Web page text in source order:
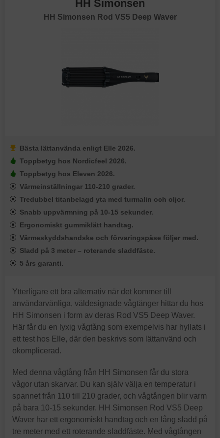
HH Simonsen
HH Simonsen Rod VS5 Deep Waver
Bästa lättanvända enligt Elle 2026.
Toppbetyg hos Nordicfeel 2026.
Toppbetyg hos Eleven 2026.
Värmeinställningar 110-210 grader.
Tredubbel titanbelagd yta med turmalin och oljor.
Snabb uppvärmning på 10-15 sekunder.
Ergonomiskt gummiklätt handtag.
Värmeskyddshandske och förvaringspåse följer med.
Sladd på 3 meter – roterande sladdfäste.
5 års garanti.
Ytterligare ett bra alternativ när det kommer till
användarvänliga, väldesignade vågtänger hittar du hos
HH Simonsen i form av deras Rod VS5 Deep Waver.
Här får du en lyxig vågtång som exempelvis har hyllats i
ett test hos Elle, där den beskrivs som lättanvänd och
okomplicerad.
Med denna vågtång från HH Simonsen får du stora
vågor utan skarvar. Du kan själv välja en temperatur i
spannet från 110 till 210 grader, och vågtången blir varm
på bara 10-15 sekunder. HH Simonsen Rod VS5 Deep
Waver har ett ergonomiskt handtag och en lång sladd på
tre meter med ett roterande sladdfäste. Med vågtången